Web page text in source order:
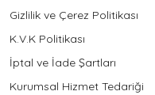
Gizlilik ve Çerez Politikası
K.V.K Politikası
İptal ve İade Şartları
Kurumsal Hizmet Tedariği